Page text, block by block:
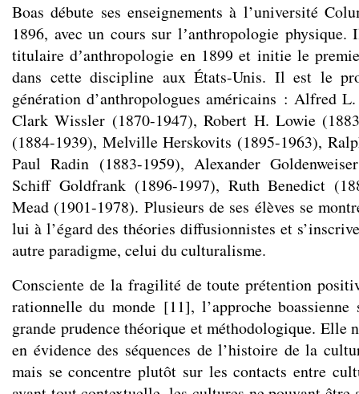
Boas débute ses enseignements à l’université
1896, avec un cours sur lʼanthropologie
titulaire dʼanthropologie en 1899 et initie le
dans cette discipline aux États-Unis. Il est le
génération d’anthropologues américains : Alfred
Clark Wissler (1870-1947), Robert H. Lowie
(1884-1939), Melville Herskovits (1895-1963),
Paul Radin (1883-1959), Alexander
Schiff Goldfrank (1896-1997), Ruth Benedict
Mead (1901-1978). Plusieurs de ses élèves se
lui à l’égard des théories diffusionnistes et
autre paradigme, celui du culturalisme.
Consciente de la fragilité de toute prétention
rationnelle du monde[11], l’approche
grande prudence théorique et méthodologique. Elle
en évidence des séquences de l’histoire de la
mais se concentre plutôt sur les contacts entre